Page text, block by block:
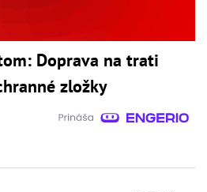
Doprava na trati
zložky